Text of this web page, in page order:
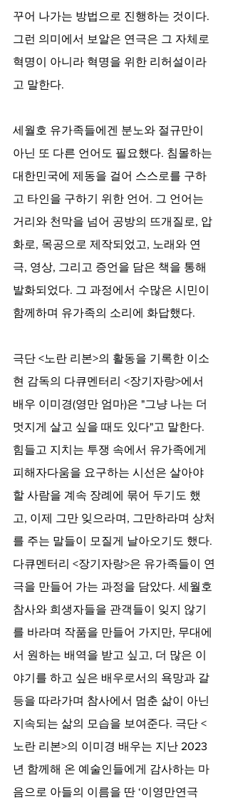
꾸어 나가는 방법으로 진행하는 것이다.
그런 의미에서 보알은 연극은 그 자체로
혁명이 아니라 혁명을 위한 리허설이라
고 말한다.
세월호 유가족들에겐 분노와 절규만이
아닌 또 다른 언어도 필요했다. 침몰하는
대한민국에 제동을 걸어 스스로를 구하
고 타인을 구하기 위한 언어. 그 언어는
거리와 천막을 넘어 공방의 뜨개질로, 압
화로, 목공으로 제작되었고, 노래와 연
극, 영상, 그리고 증언을 담은 책을 통해
발화되었다. 그 과정에서 수많은 시민이
함께하며 유가족의 소리에 화답했다.
극단 <노란 리본>의 활동을 기록한 이소
현 감독의 다큐멘터리 <장기자랑>에서
배우 이미경(영만 엄마)은 "그냥 나는 더
멋지게 살고 싶을 때도 있다"고 말한다.
힘들고 지치는 투쟁 속에서 유가족에게
피해자다움을 요구하는 시선은 살아야
할 사람을 계속 장례에 묶어 두기도 했
고, 이제 그만 잊으라며, 그만하라며 상처
를 주는 말들이 모질게 날아오기도 했다.
다큐멘터리 <장기자랑>은 유가족들이 연
극을 만들어 가는 과정을 담았다. 세월호
참사와 희생자들을 관객들이 잊지 않기
를 바라며 작품을 만들어 가지만, 무대에
서 원하는 배역을 받고 싶고, 더 많은 이
야기를 하고 싶은 배우로서의 욕망과 갈
등을 따라가며 참사에서 멈춘 삶이 아닌
지속되는 삶의 모습을 보여준다. 극단 <
노란 리본>의 이미경 배우는 지난 2023
년 함께해 온 예술인들에게 감사하는 마
음으로 아들의 이름을 딴 ‘이영만연극